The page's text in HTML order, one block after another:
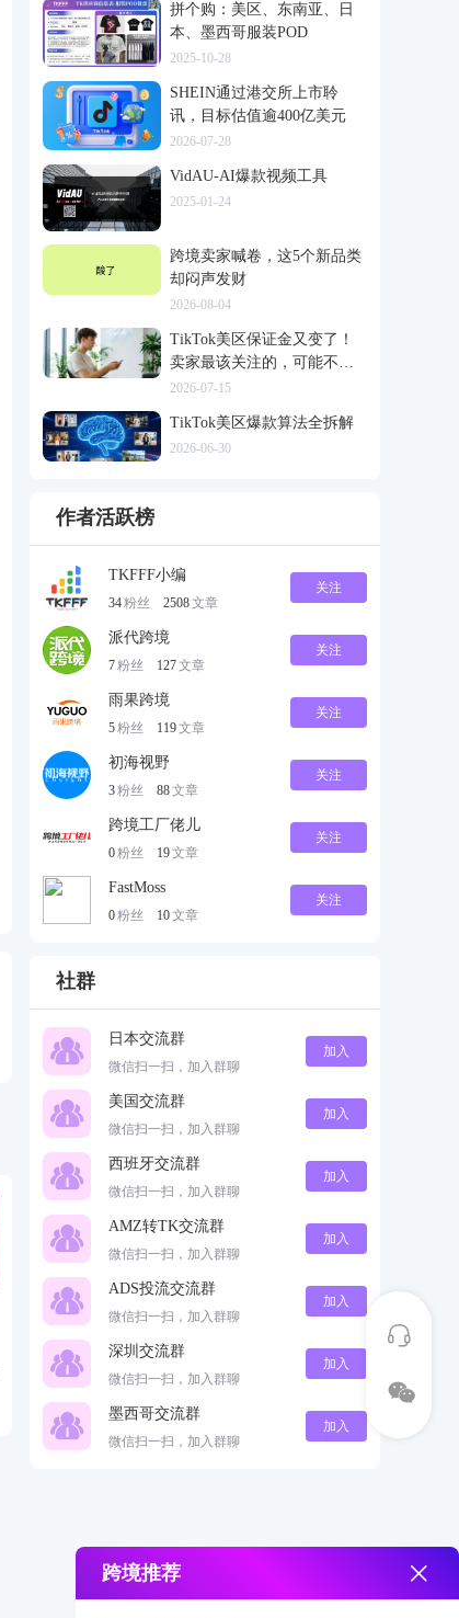
拼个购：美区、东南亚、日
本、墨西哥服装POD
2025-10-28
SHEIN通过港交所上市聆
讯，目标估值逾400亿美元
2026-07-28
VidAU-AI爆款视频工具
2025-01-24
跨境卖家喊卷，这5个新品类
却闷声发财
2026-08-04
TikTok美区保证金又变了！
卖家最该关注的，可能不是
多交钱
2026-07-15
TikTok美区爆款算法全拆解
2026-06-30
作者活跃榜
TKFFF小编
34粉丝 2508文章
关注
派代跨境
7粉丝 127文章
关注
雨果跨境
5粉丝 119文章
关注
初海视野
3粉丝 88文章
关注
跨境工厂佬儿
0粉丝 19文章
关注
FastMoss
0粉丝 10文章
关注
社群
日本交流群
微信扫一扫，加入群聊
加入
美国交流群
微信扫一扫，加入群聊
加入
西班牙交流群
微信扫一扫，加入群聊
加入
AMZ转TK交流群
微信扫一扫，加入群聊
加入
ADS投流交流群
微信扫一扫，加入群聊
加入
深圳交流群
微信扫一扫，加入群聊
加入
墨西哥交流群
微信扫一扫，加入群聊
加入
跨境推荐